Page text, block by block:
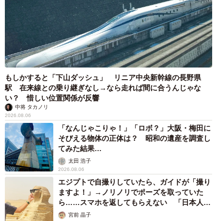
もしかすると「下山ダッシュ」 リニア中央新幹線の長野県
駅 在来線との乗り継ぎなし→なら走れば間に合うんじゃな
い？ 惜しい位置関係が反響
中将 タカノリ
2026.08.06
「なんじゃこりゃ！」「ロボ？」大阪・梅田に
そびえる物体の正体は？ 昭和の遺産を調査し
てみた結果…
太田 浩子
2026.08.06
エジプトで自撮りしていたら、ガイドが「撮り
ますよ！」→ノリノリでポーズを取っていた
ら……スマホを返してもらえない 「日本人は
カモ代表かも」「私は6時間で3万円払った」
宮前 晶子